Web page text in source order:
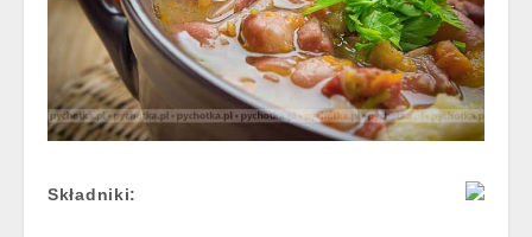
Składniki: